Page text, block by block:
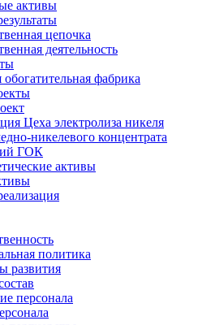
активы
цепочка
деятельность
обогатительная фабрика
Цеха электролиза никеля
никелевого концентрата
ГОК
активы
политика
развития
персонала